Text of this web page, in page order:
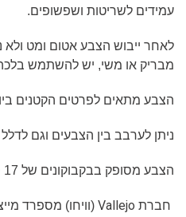
עמידים לשריטות ושפשופים.
לאחר ייבוש הצבע אטום ומט
מבריק או משי, יש להשתמש
הצבע מתאים לפרטים הקטנים
ניתן לערבב בין הצבעים וגם
הצבע מסופק בבקבוקונים של 17 סמ”ק.
חברת Vallejo (וויחו) מספרד